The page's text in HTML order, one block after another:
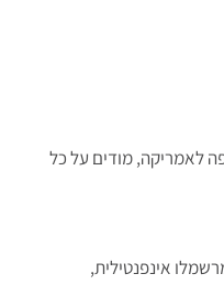
לאמריקה, מודים על כל
אינפנטילית,